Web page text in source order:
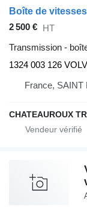
2 500 € HT
Transmission -
1324 003 126
France, SAINT
CHATEAUROUX